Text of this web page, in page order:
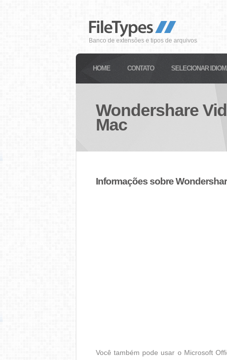
Banco de extensões e tipos de arquivos
HOME CONTATO SELECIONAR
Wondershare
Mac
Informações sobre
Você também pode usar o Microsoft